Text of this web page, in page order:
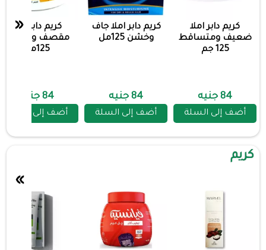
كريم دابر املا
ضعيف ومتساقط
125 جم
84 جنيه
أضف إلى السلة
كريم دابر املا جاف
وخشن 125مل
84 جنيه
أضف إلى السلة
كريم دابر املا
مقصف ومتضرر
125مل
84 جنيه
أضف إلى السلة
«
كريم
»